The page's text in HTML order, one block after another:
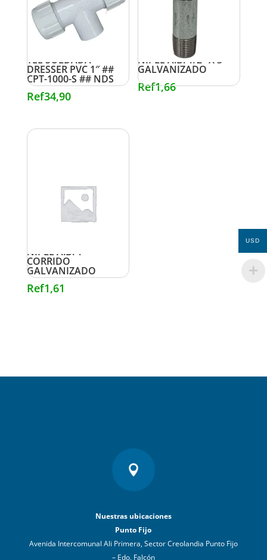
TEE SOLDADA
DRESSER PVC 1″ ##
CPT-1000-S ## NDS
Ref34,90
NIPLE A.B. 1/2″ X 3″
GALVANIZADO
Ref1,66
NIPLE A.B. 1″
CORRIDO
GALVANIZADO
Ref1,61

Nuestras ubicaciones
Punto Fijo
Avenida Intercomunal Ali Primera, Sector Creolandia Punto Fijo
– Edo. Falcón
USD